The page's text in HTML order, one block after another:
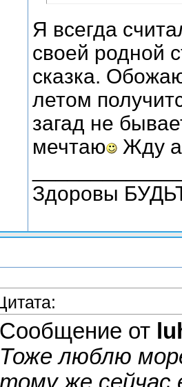
Я всегда
своей родной
сказка.
летом
загад не
мечтаю
Жду
Здоровы
Сообщение от
Тоже люблю